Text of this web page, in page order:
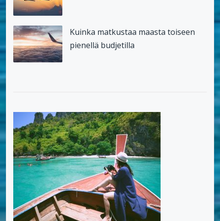
Kuinka matkustaa maasta toiseen
pienellä budjetilla